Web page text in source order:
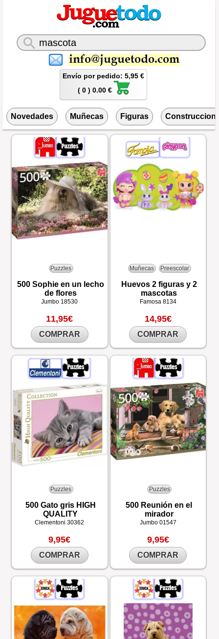
Envío por pedido: 5,95 €
( 0 ) 0.00 €
Novedades Muñecas Figuras
Puzzles
500 Sophie en un lecho
de flores
Jumbo 18530
11,95€
COMPRAR
Muñecas Preescolar
Huevos 2 figuras y 2
mascotas
Famosa 8134
14,95€
COMPRAR
Puzzles
500 Gato gris HIGH
QUALITY
Clementoni30362
9,95€
COMPRAR
Puzzles
500 Reunión en el
mirador
Jumbo 01547
9,95€
COMPRAR